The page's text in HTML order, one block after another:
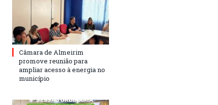
Câmara de Almeirim
promove reunião para
ampliar acesso à energia no
município